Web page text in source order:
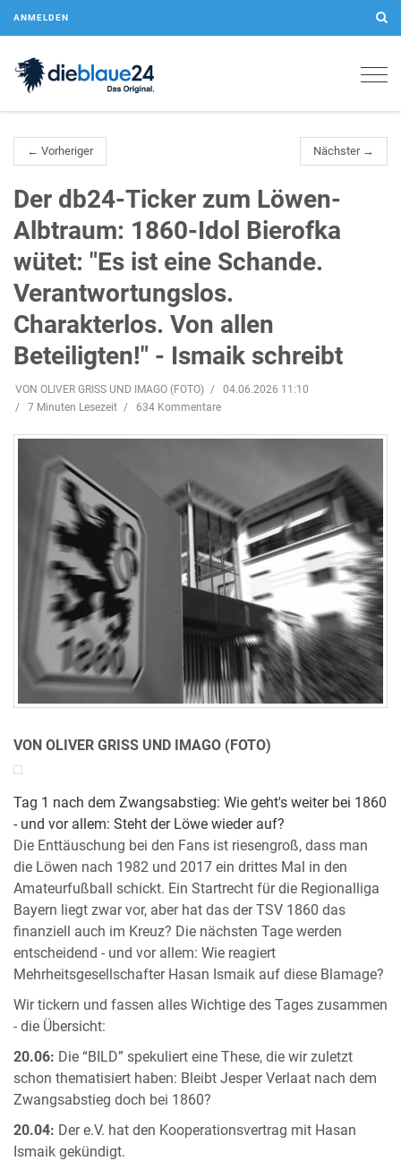
ANMELDEN
← Vorheriger Nächster →
Der db24-Ticker zum Löwen-
Albtraum: 1860-Idol Bierofka
wütet: "Es ist eine Schande.
Verantwortungslos.
Charakterlos. Von allen
Beteiligten!" - Ismaik schreibt
VON OLIVER GRISS UND IMAGO (FOTO)
04.06.2026 11:10
7 Minuten Lesezeit
634 Kommentare
VON OLIVER GRISS UND IMAGO (FOTO)
Tag 1 nach dem Zwangsabstieg: Wie geht's weiter bei 1860
- und vor allem: Steht der Löwe wieder auf?
Die Enttäuschung bei den Fans ist riesengroß, dass man
die Löwen nach 1982 und 2017 ein drittes Mal in den
Amateurfußball schickt. Ein Startrecht für die Regionalliga
Bayern liegt zwar vor, aber hat das der TSV 1860 das
finanziell auch im Kreuz? Die nächsten Tage werden
entscheidend - und vor allem: Wie reagiert
Mehrheitsgesellschafter Hasan Ismaik auf diese Blamage?
Wir tickern und fassen alles Wichtige des Tages zusammen
- die Übersicht:
20.06: Die “BILD” spekuliert eine These, die wir zuletzt
schon thematisiert haben: Bleibt Jesper Verlaat nach dem
Zwangsabstieg doch bei 1860?
20.04: Der e.V. hat den Kooperationsvertrag mit Hasan
Ismaik gekündigt.